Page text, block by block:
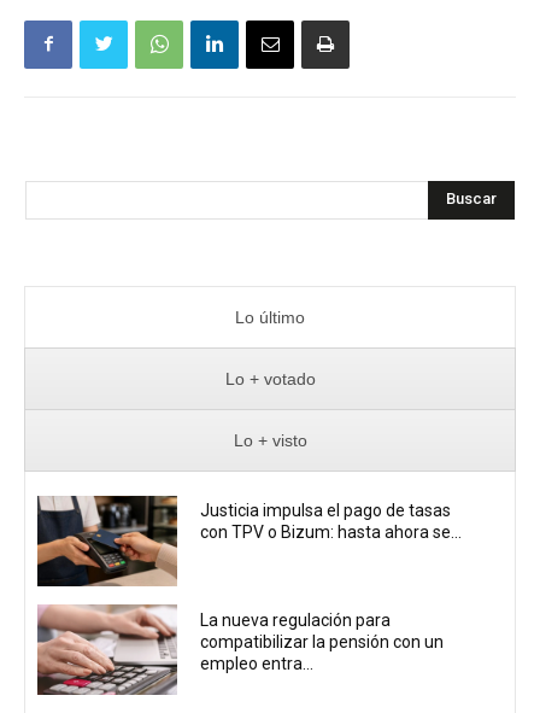
Buscar
Lo último
Lo + votado
Lo + visto
Justicia impulsa el pago de tasas
con TPV o Bizum: hasta ahora se...
La nueva regulación para
compatibilizar la pensión con un
empleo entra...